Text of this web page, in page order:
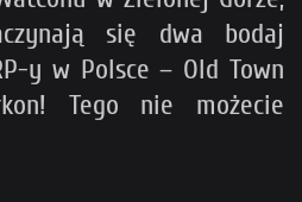
się dwa bodaj
y w Polsce – Old Town
Tego nie możecie